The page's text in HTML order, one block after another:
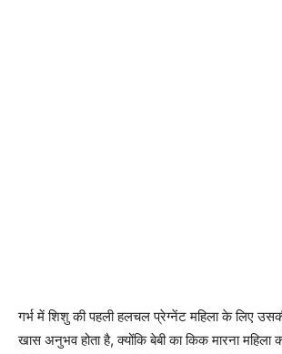
गर्भ में शिशु की पहली हलचल प्रेग्नेंट महिला के लिए
खास अनुभव होता है, क्योंकि बेबी का किक मारना